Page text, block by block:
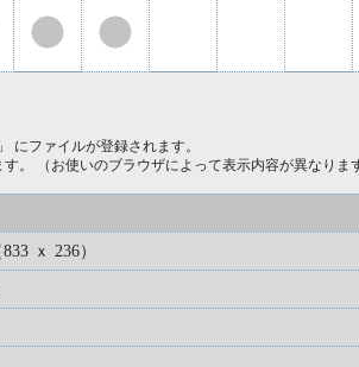
にファイルが登録されます。
。 （お使いのブラウザによって表示内容が異なりま
ｘ 236）